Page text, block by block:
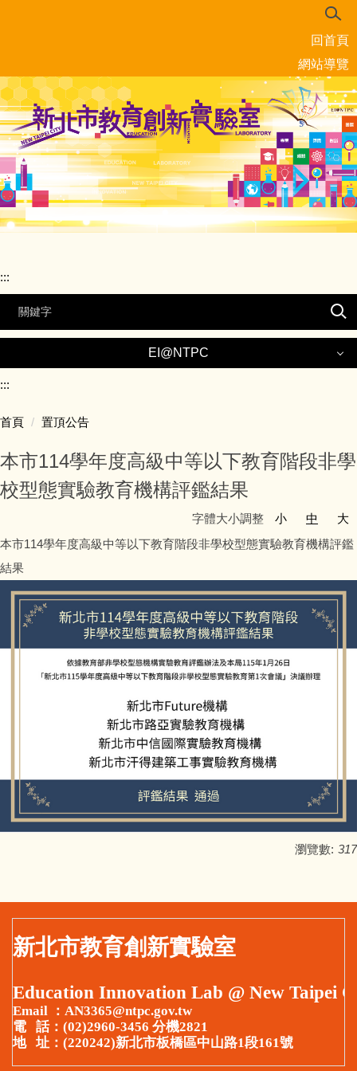
內
容
區
回首頁
網站導覽
:::
EI@NTPC
關於我們
最新消息
非學校型態
教育新趨勢
法規及Q&A
:::
首頁 置頂公告
本市114學年度高級中等以下教育階段非學
校型態實驗教育機構評鑑結果
字體大小調整 小 中
大
本市114學年度高級中等以下教育階段非學校型態實驗教育機構評鑑
結果
瀏覽數: 317
新北市教育創新實驗室
Education Innovation Lab @ New Taipei
Email ：AN3365@ntpc.gov.tw
電 話：(02)2960-3456 分機2821
地 址：(220242)新北市板橋區中山路1段161號